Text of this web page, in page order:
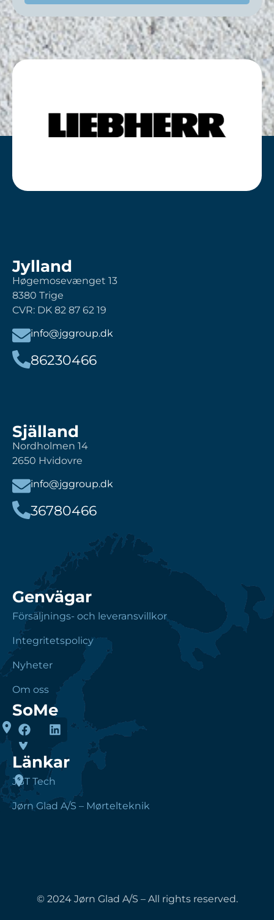
Jylland
Høgemosevænget 13
8380 Trige
CVR: DK 82 87 62 19
info@jggroup.dk
86230466
Själland
Nordholmen 14
2650 Hvidovre
info@jggroup.dk
36780466
Genvägar
Försäljnings- och leveransvillkor
Integritetspolicy
Nyheter
Om oss
SoMe
Länkar
JGT Tech
Jørn Glad A/S – Mørtelteknik
© 2024 Jørn Glad A/S – All rights reserved.